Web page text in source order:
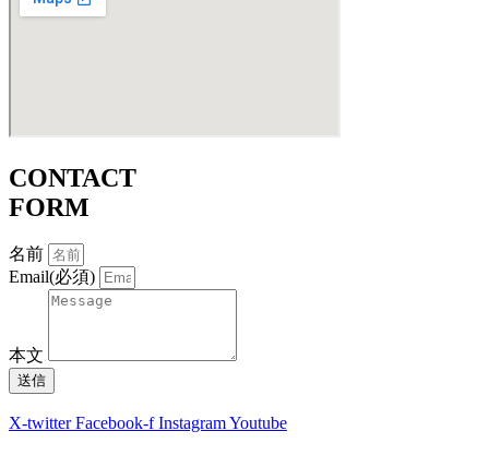
CONTACT
FORM
名前
Email(必須)
本文
送信
X-twitter Facebook-f InstagramYoutube